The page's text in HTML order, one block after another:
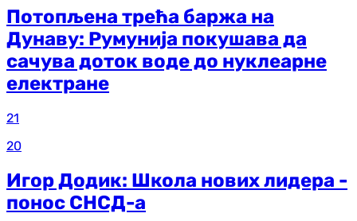
Потопљена трећа баржа на
Дунаву: Румунија покушава да
сачува доток воде до нуклеарне
електране
21
20
Игор Додик: Школа нових лидера -
понос СНСД-а